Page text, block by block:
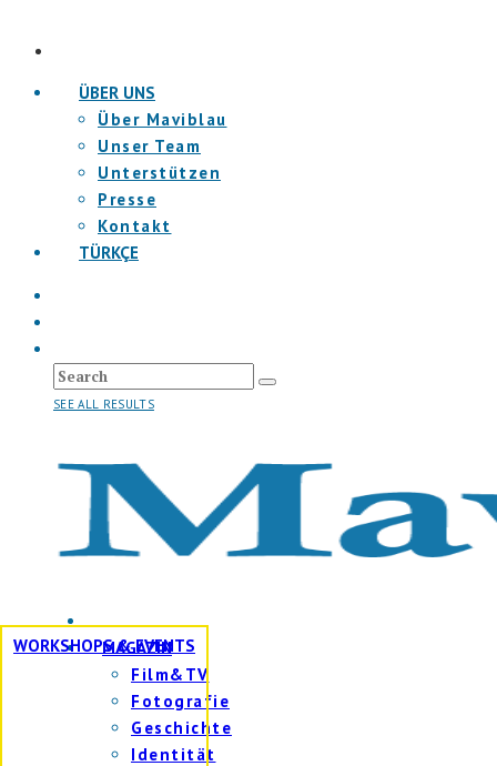
ÜBER UNS
Über Maviblau
Unser Team
Unterstützen
Presse
Kontakt
TÜRKÇE
SEE ALL RESULTS
WORKSHOPS & EVENTS
MAGAZIN
Film&TV
Fotografie
Geschichte
Identität